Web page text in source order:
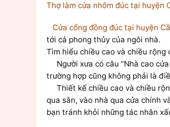
Thợ làm cửa nhôm đúc tại huyện
Cửa cổng đồng đúc tại huyện
tới cả phong thủy của ngôi nhà.
Tìm hiểu chiều cao và chiều
Người xưa có câu “Nhà cao
trường hợp cũng không phải là
Thiết kế chiều cao và chiều
qua sân, vào nhà qua cửa chính
bạn tránh khỏi những tác nhân